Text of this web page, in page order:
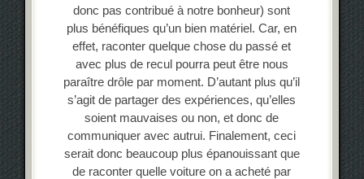
donc pas contribué à notre bonheur) sont
plus bénéfiques qu’un bien matériel. Car, en
effet, raconter quelque chose du passé et
avec plus de recul pourra peut être nous
paraître drôle par moment. D’autant plus qu’il
s’agit de partager des expériences, qu’elles
soient mauvaises ou non, et donc de
communiquer avec autrui. Finalement, ceci
serait donc beaucoup plus épanouissant que
de raconter quelle voiture on a acheté par